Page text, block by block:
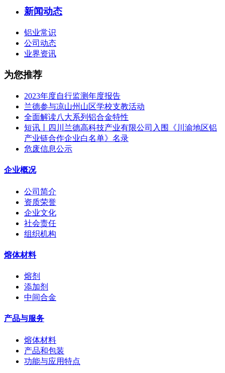
新闻动态
铝业常识
公司动态
业界资讯
为您推荐
2023年度自行监测年度报告
兰德参与凉山州山区学校支教活动
全面解读八大系列铝合金特性
短讯丨四川兰德高科技产业有限公司入围《川渝地区铝
产业链合作企业白名单》名录
危废信息公示
企业概况
公司简介
资质荣誉
企业文化
社会责任
组织机构
熔体材料
熔剂
添加剂
中间合金
产品与服务
熔体材料
产品和包装
功能与应用特点